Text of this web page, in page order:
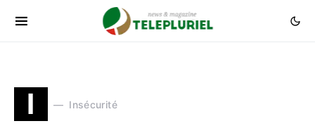
I Insécurité